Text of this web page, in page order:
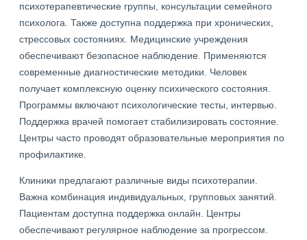
психотерапевтические группы, консультации семейного
психолога. Также доступна поддержка при хронических,
стрессовых состояниях. Медицинские учреждения
обеспечивают безопасное наблюдение. Применяются
современные диагностические методики. Человек
получает комплексную оценку психического состояния.
Программы включают психологические тесты, интервью.
Поддержка врачей помогает стабилизировать состояние.
Центры часто проводят образовательные мероприятия по
профилактике.
Клиники предлагают различные виды психотерапии.
Важна комбинация индивидуальных, групповых занятий.
Пациентам доступна поддержка онлайн. Центры
обеспечивают регулярное наблюдение за прогрессом.